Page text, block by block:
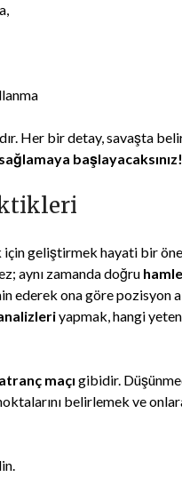
Her bir detay, savaşta
başlayacaksınız!
için geliştirmek hayati bir
aynı zamanda doğru
ederek ona göre pozisyon
yapmak, hangi
maçı gibidir.
belirlemek ve